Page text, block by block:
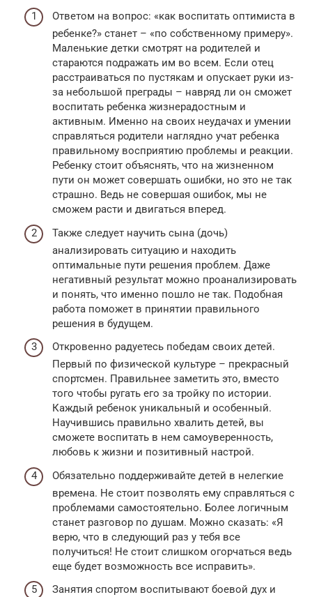
Ответом на вопрос: «как воспитать оптимиста в
ребенке?» станет – «по собственному примеру».
Маленькие детки смотрят на родителей и
стараются подражать им во всем. Если отец
расстраиваться по пустякам и опускает руки из-
за небольшой преграды – навряд ли он сможет
воспитать ребенка жизнерадостным и
активным. Именно на своих неудачах и умении
справляться родители наглядно учат ребенка
правильному восприятию проблемы и реакции.
Ребенку стоит объяснять, что на жизненном
пути он может совершать ошибки, но это не так
страшно. Ведь не совершая ошибок, мы не
сможем расти и двигаться вперед.
Также следует научить сына (дочь)
анализировать ситуацию и находить
оптимальные пути решения проблем. Даже
негативный результат можно проанализировать
и понять, что именно пошло не так. Подобная
работа поможет в принятии правильного
решения в будущем.
Откровенно радуетесь победам своих детей.
Первый по физической культуре – прекрасный
спортсмен. Правильнее заметить это, вместо
того чтобы ругать его за тройку по истории.
Каждый ребенок уникальный и особенный.
Научившись правильно хвалить детей, вы
сможете воспитать в нем самоуверенность,
любовь к жизни и позитивный настрой.
Обязательно поддерживайте детей в нелегкие
времена. Не стоит позволять ему справляться с
проблемами самостоятельно. Более логичным
станет разговор по душам. Можно сказать: «Я
верю, что в следующий раз у тебя все
получиться! Не стоит слишком огорчаться ведь
еще будет возможность все исправить».
Занятия спортом воспитывают боевой дух и